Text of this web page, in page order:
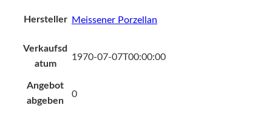
Hersteller Meissener Porzellan
Verkaufsd
atum
1970-07-07T00:00:00
Angebot
abgeben
0